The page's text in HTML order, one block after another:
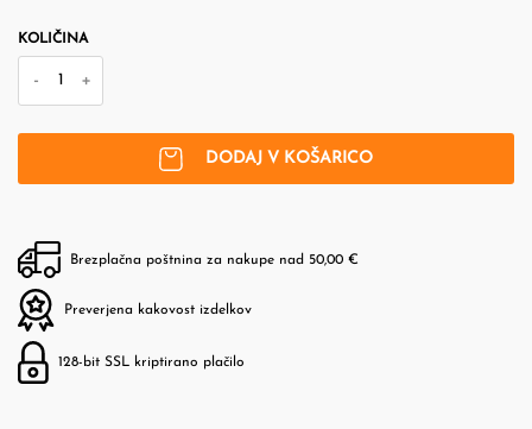
KOLIČINA
- +
DODAJ V KOŠARICO
Brezplačna poštnina za nakupe nad 50,00 €
Preverjena kakovost izdelkov
128-bit SSL kriptirano plačilo